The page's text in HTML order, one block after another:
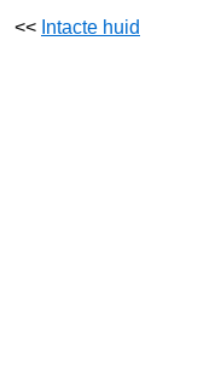
<< Intacte huid